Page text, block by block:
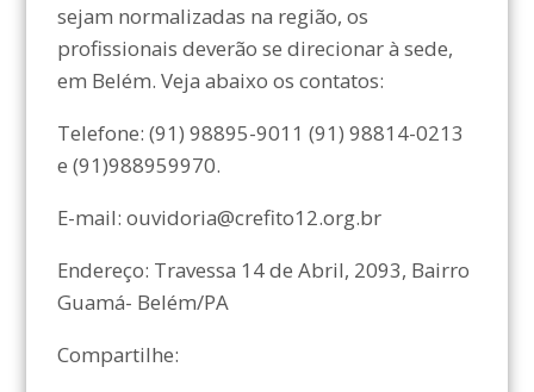
sejam normalizadas na região, os
profissionais deverão se direcionar à sede,
em Belém. Veja abaixo os contatos:
Telefone: (91) 98895-9011 (91) 98814-0213
e (91)988959970.
E-mail: ouvidoria@crefito12.org.br
Endereço: Travessa 14 de Abril, 2093, Bairro
Guamá- Belém/PA
Compartilhe: